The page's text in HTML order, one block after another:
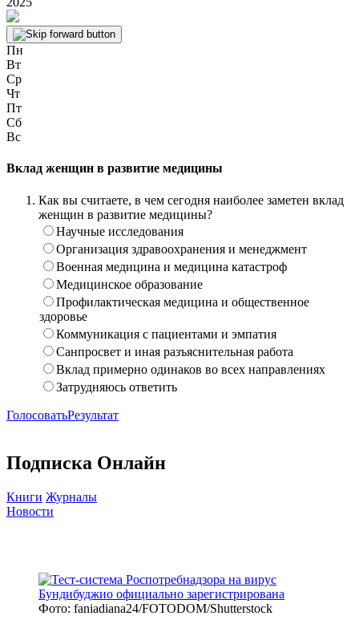
Пн
Вт
Ср
Чт
Пт
Сб
Вс
Вклад женщин в развитие медицины
Как вы считаете, в чем сегодня наиболее заметен вклад
женщин в развитие медицины?
Научные исследования
Организация здравоохранения и менеджмент
Военная медицина и медицина катастроф
Медицинское образование
Профилактическая медицина и общественное
здоровье
Коммуникация с пациентами и эмпатия
Санпросвет и иная разъяснительная работа
Вклад примерно одинаков во всех направлениях
Затрудняюсь ответить
ГолосоватьРезультат
Подписка Онлайн
Книги Журналы
Новости
Фото: faniadiana24/FOTODOM/Shutterstock